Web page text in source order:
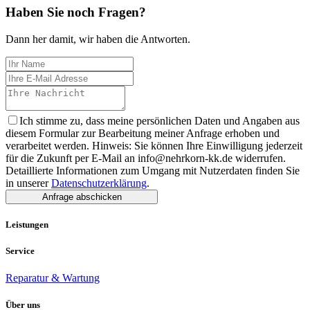
Haben Sie noch Fragen?
Dann her damit, wir haben die Antworten.
Ich stimme zu, dass meine persönlichen Daten und Angaben aus
diesem Formular zur Bearbeitung meiner Anfrage erhoben und
verarbeitet werden. Hinweis: Sie können Ihre Einwilligung jederzeit
für die Zukunft per E-Mail an info@nehrkorn-kk.de widerrufen.
Detaillierte Informationen zum Umgang mit Nutzerdaten finden Sie
in unsererDatenschutzerklärung.
Anfrage abschicken
Leistungen
Service
Reparatur & Wartung
Über uns